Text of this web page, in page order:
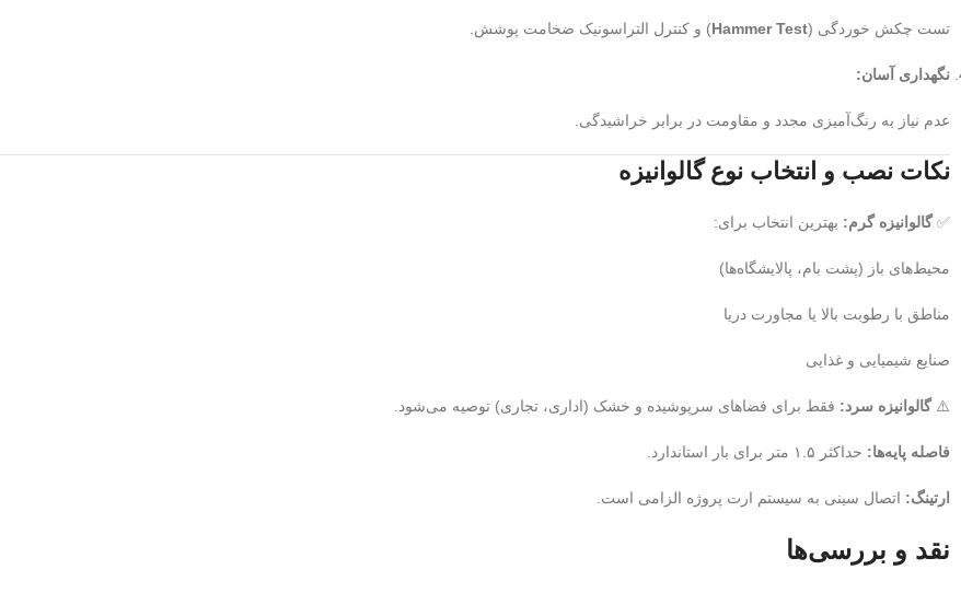
تست چکش خوردگی (Hammer Test) و کنترل التراسونیک ضخامت پوشش.
نگهداری آسان:
عدم نیاز به رنگ‌آمیزی مجدد و مقاومت در برابر خراشیدگی.
نکات نصب و انتخاب نوع گالوانیزه
✅گالوانیزه گرم: بهترین انتخاب برای:
محیط‌های باز (پشت بام، پالایشگاه‌ها)
مناطق با رطوبت بالا یا مجاورت دریا
صنایع شیمیایی و غذایی
⚠️گالوانیزه سرد: فقط برای فضاهای سرپوشیده و خشک (اداری، تجاری) توصیه می‌شود.
فاصله پایه‌ها: حداکثر ۱.۵ متر برای بار استاندارد.
ارتینگ: اتصال سینی به سیستم ارت پروژه الزامی است.
نقد و بررسی‌ها